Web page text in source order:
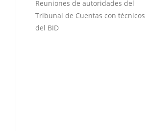
Reuniones de autoridades del
Tribunal de Cuentas con técnicos
del BID